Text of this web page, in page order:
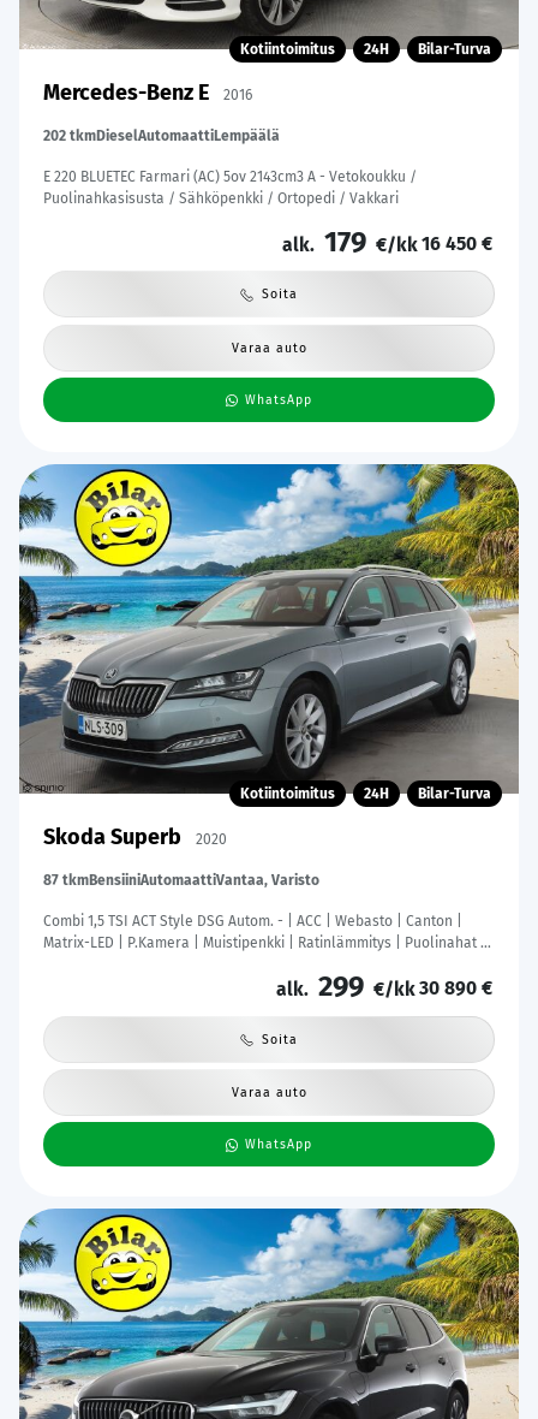
Kotiintoimitus 24H Bilar-Turva
Mercedes-Benz E 2016
202 tkmDieselAutomaattiLempäälä
E 220 BLUETEC Farmari (AC) 5ov 2143cm3 A - Vetokoukku /
Puolinahkasisusta / Sähköpenkki / Ortopedi / Vakkari
alk. 179 €/kk16 450 €
Soita
Varaa auto
WhatsApp
Kotiintoimitus 24H Bilar-Turva
Skoda Superb 2020
87 tkmBensiiniAutomaattiVantaa, Varisto
Combi 1,5 TSI ACT Style DSG Autom. - | ACC | Webasto | Canton |
Matrix-LED | P.Kamera | Muistipenkki | Ratinlämmitys | Puolinahat |
alk. 299 €/kk30 890 €
Soita
Varaa auto
WhatsApp